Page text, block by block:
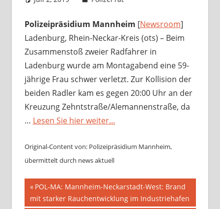
Polizeipräsidium Mannheim [Newsroom]
Ladenburg, Rhein-Neckar-Kreis (ots) – Beim
Zusammenstoß zweier Radfahrer in
Ladenburg wurde am Montagabend eine 59-
jährige Frau schwer verletzt. Zur Kollision der
beiden Radler kam es gegen 20:00 Uhr an der
Kreuzung Zehntstraße/Alemannenstraße, da
… Lesen Sie hier weiter…
Original-Content von: Polizeipräsidium Mannheim,
übermittelt durch news aktuell
Beitragsnavigation
Vorheriger
Beitrag:
POL-MA: Mannheim-Neckarstadt-West: Brand
mit starker Rauchentwicklung im Industriehafen